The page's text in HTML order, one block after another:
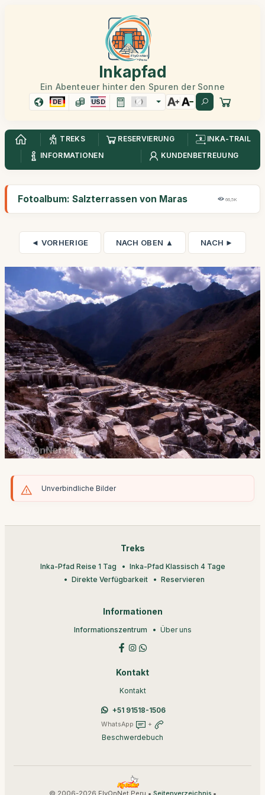
Inkapfad
Ein Abenteuer hinter den Spuren der Sonne
DE USD
TREKS RESERVIERUNG
INKA-TRAIL
INFORMATIONEN
KUNDENBETREUUNG
Fotoalbum: Salzterrassen von Maras 66,5K
◄ VORHERIGE NACH OBEN ▲ NACH ►
Unverbindliche Bilder
Treks
Inka-Pfad Reise 1 Tag
Inka-Pfad Klassisch 4 Tage
Direkte Verfügbarkeit
Reservieren
Informationen
Informationszentrum Über uns
Kontakt
Kontakt
+51 91518-1506
WhatsApp +
Beschwerdebuch
© 2006-2026 FlyOnNet Peru • •